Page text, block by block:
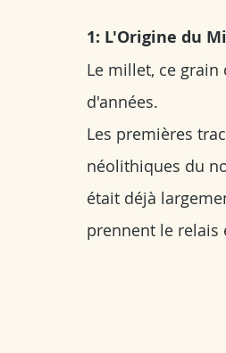
1: L'Origine du
Le millet, ce
d'années.
Les premières
néolithiques du
était déjà
prennent le relais